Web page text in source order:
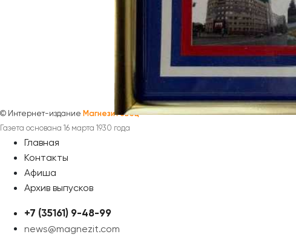
© Интернет-издание Магнезитовец
Газета основана 16 марта 1930 года
Главная
Контакты
Афиша
Архив выпусков
+7 (35161) 9-48-99
news@magnezit.com